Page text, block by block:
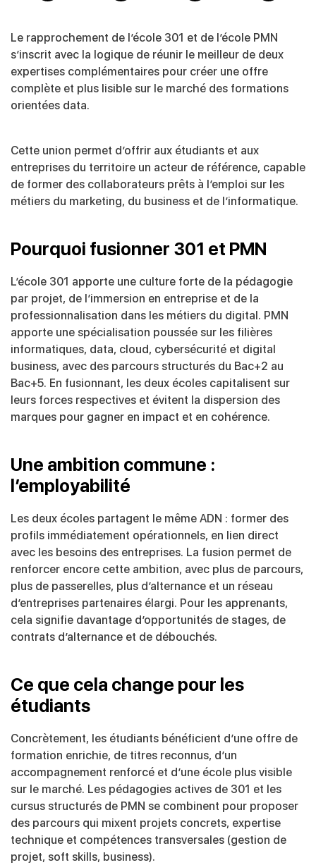
Le rapprochement de l’école 301 et de l’école PMN
s’inscrit avec la logique de réunir le meilleur de deux
expertises complémentaires pour créer une offre
complète et plus lisible sur le marché des formations
orientées data.
Cette union permet d’offrir aux étudiants et aux
entreprises du territoire un acteur de référence, capable
de former des collaborateurs prêts à l’emploi sur les
métiers du marketing, du business et de l’informatique.
Pourquoi fusionner 301 et PMN
L’école 301 apporte une culture forte de la pédagogie
par projet, de l’immersion en entreprise et de la
professionnalisation dans les métiers du digital. PMN
apporte une spécialisation poussée sur les filières
informatiques, data, cloud, cybersécurité et digital
business, avec des parcours structurés du Bac+2 au
Bac+5. En fusionnant, les deux écoles capitalisent sur
leurs forces respectives et évitent la dispersion des
marques pour gagner en impact et en cohérence.
Une ambition commune :
l’employabilité
Les deux écoles partagent le même ADN : former des
profils immédiatement opérationnels, en lien direct
avec les besoins des entreprises. La fusion permet de
renforcer encore cette ambition, avec plus de parcours,
plus de passerelles, plus d’alternance et un réseau
d’entreprises partenaires élargi. Pour les apprenants,
cela signifie davantage d’opportunités de stages, de
contrats d’alternance et de débouchés.
Ce que cela change pour les
étudiants
Concrètement, les étudiants bénéficient d’une offre de
formation enrichie, de titres reconnus, d’un
accompagnement renforcé et d’une école plus visible
sur le marché. Les pédagogies actives de 301 et les
cursus structurés de PMN se combinent pour proposer
des parcours qui mixent projets concrets, expertise
technique et compétences transversales (gestion de
projet, soft skills, business).